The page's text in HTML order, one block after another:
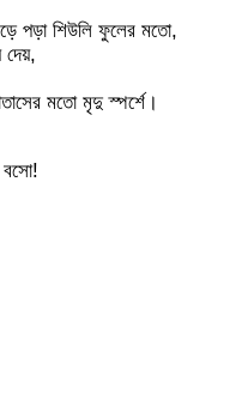
পড়া শিউলি ফুলের মতো,
দেয়,
মতো মৃদু স্পর্শে।
বসো!